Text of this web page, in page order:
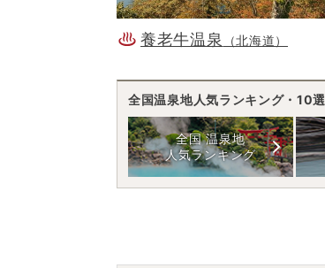
養老牛温泉 （北海道）
全国温泉地人気ランキング・10選
全国 温泉地
人気ランキング